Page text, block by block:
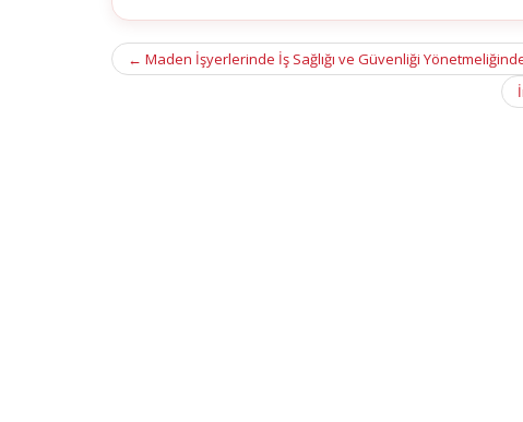
Post
← Maden İşyerlerinde İş Sağlığı ve Güvenliği